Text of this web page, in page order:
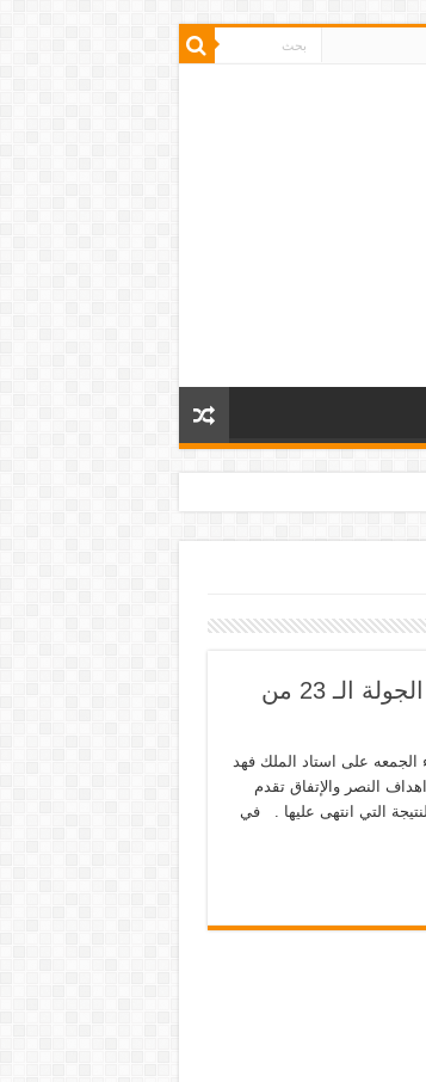
ملخص مباراة النصر والإتفاق 3-2 اهداف النصر والإتفاق الجولة الـ 23 من
التي أقيمت مساء الجمعه على استاد الملك فهد
النصر والإتفاق تقدم
زمن الشوط الاول وهي النتيجة التي انتهى عليها . في